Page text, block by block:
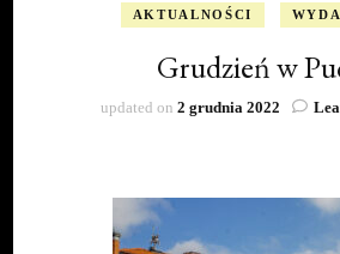
AKTUALNOŚCI
Grudzień w
updated on 2 grudnia 2022